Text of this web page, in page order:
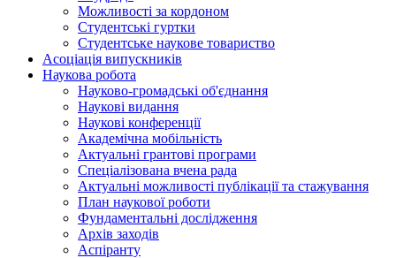
Можливості за кордоном
Студентські гуртки
Студентське наукове товариство
Асоціація випускників
Наукова робота
Науково-громадські об'єднання
Наукові видання
Наукові конференції
Академічна мобільність
Актуальні грантові програми
Спеціалізована вчена рада
Актуальні можливості публікації та стажування
План наукової роботи
Фундаментальні дослідження
Архів заходів
Аспіранту